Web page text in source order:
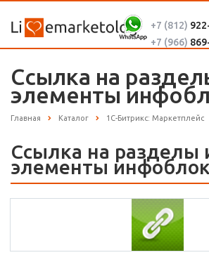
+7 (812)
+7 (966)
Ссылка на
элементы
Главная Каталог 1С-Битрикс: Маркетплейс
Ссылка на разделы
элементы